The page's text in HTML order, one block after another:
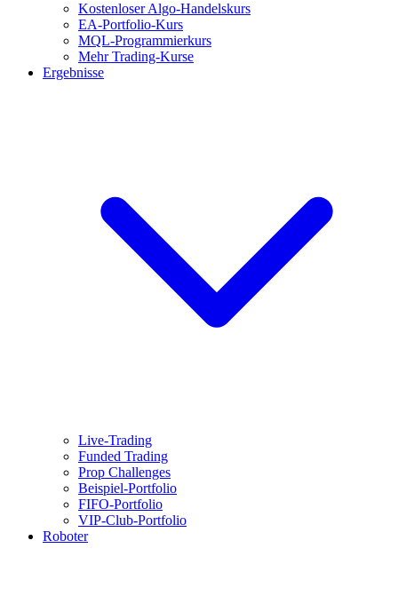
Kostenloser Algo-Handelskurs
EA-Portfolio-Kurs
MQL-Programmierkurs
Mehr Trading-Kurse
Ergebnisse
Live-Trading
Funded Trading
Prop Challenges
Beispiel-Portfolio
FIFO-Portfolio
VIP-Club-Portfolio
Roboter